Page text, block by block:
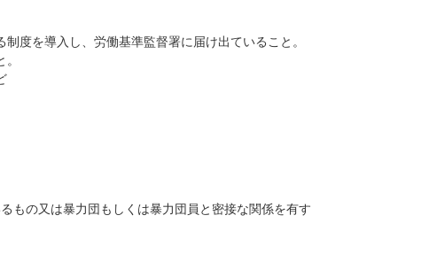
度を導入し、労働基準監督署に届け出ていること。
もの又は暴力団もしくは暴力団員と密接な関係を有す